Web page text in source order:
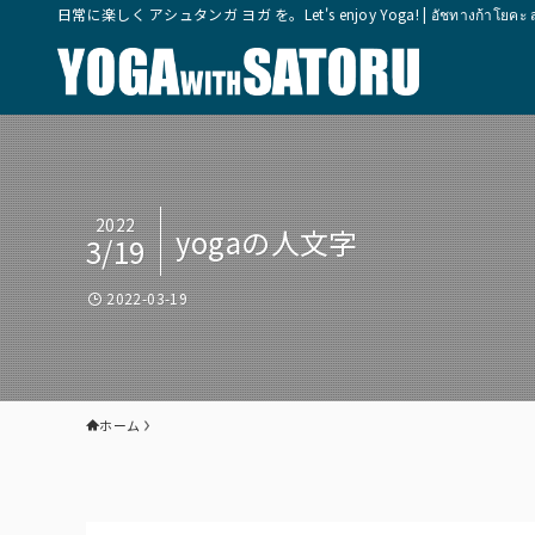
日常に楽しく アシュタンガ ヨガ を。Let's enjoy Yoga! | อัชทางก้าโย
yogaの人文字
2022
3/19
2022-03-19
ホーム